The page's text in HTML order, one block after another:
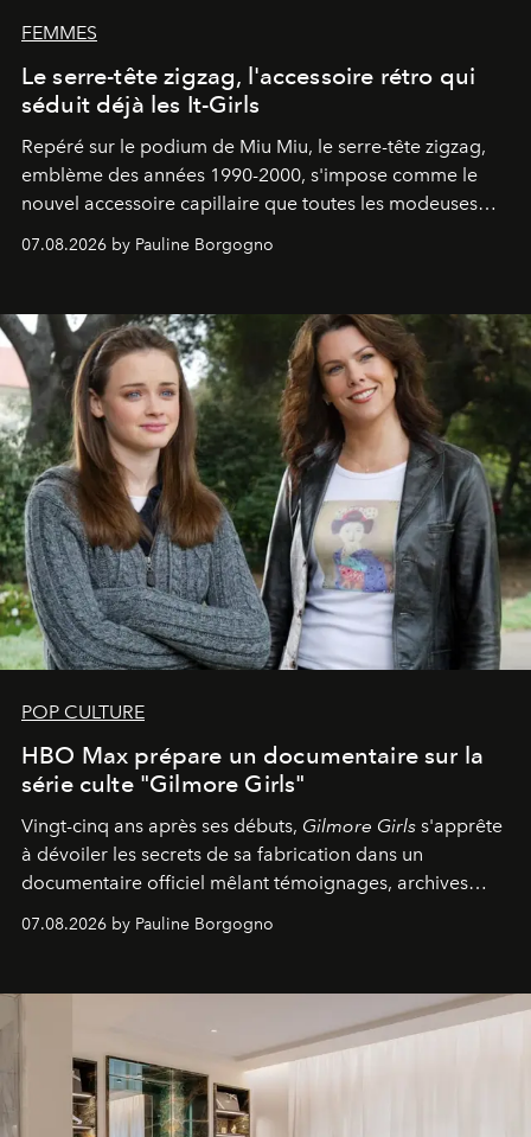
FEMMES
Le serre-tête zigzag, l'accessoire rétro qui
séduit déjà les It-Girls
Repéré sur le podium de Miu Miu, le serre-tête zigzag,
emblème des années 1990-2000, s'impose comme le
nouvel accessoire capillaire que toutes les modeuses
07.08.2026 by Pauline Borgogno
POP CULTURE
HBO Max prépare un documentaire sur la
série culte "Gilmore Girls"
Vingt-cinq ans après ses débuts, Gilmore Girls s'apprête
à dévoiler les secrets de sa fabrication dans un
documentaire officiel mêlant témoignages, archives
générationnel.
07.08.2026 by Pauline Borgogno